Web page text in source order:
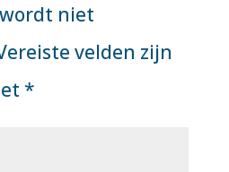
niet
velden zijn
*